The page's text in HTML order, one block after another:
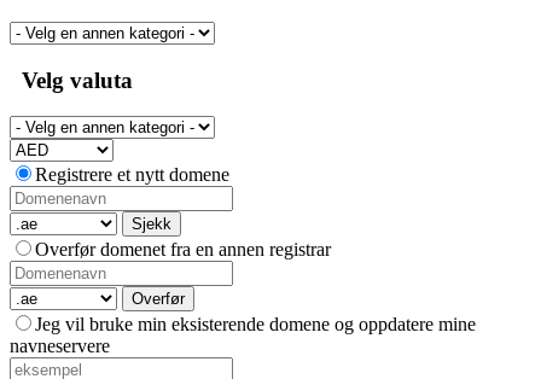
Velg valuta
Registrere et nytt domene
Sjekk
Overfør domenet fra en annen registrar
Overfør
Jeg vil bruke min eksisterende domene og oppdatere mine
navneservere